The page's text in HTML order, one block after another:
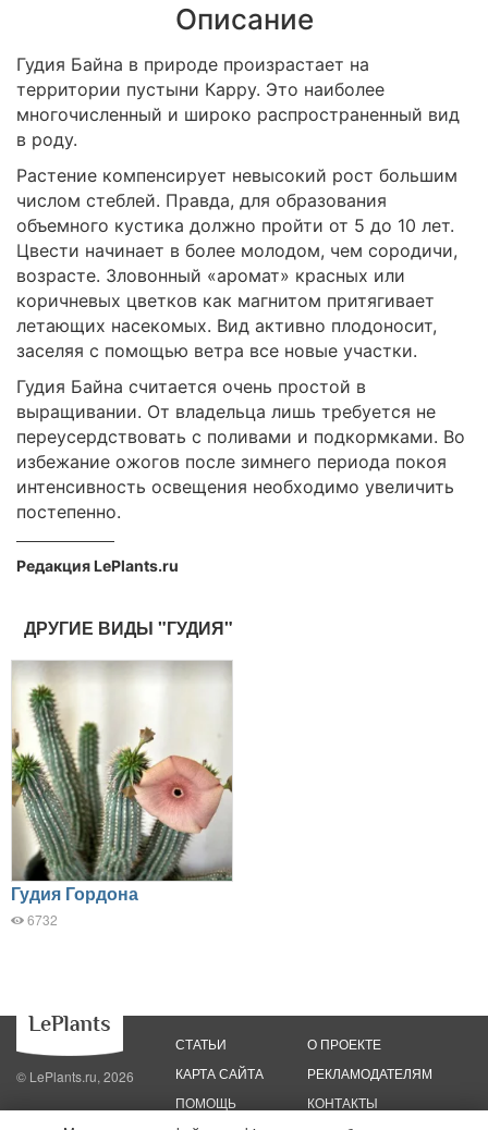
Описание
Гудия Байна в природе произрастает на
территории пустыни Карру. Это наиболее
многочисленный и широко распространенный вид
в роду.
Растение компенсирует невысокий рост большим
числом стеблей. Правда, для образования
объемного кустика должно пройти от 5 до 10 лет.
Цвести начинает в более молодом, чем сородичи,
возрасте. Зловонный «аромат» красных или
коричневых цветков как магнитом притягивает
летающих насекомых. Вид активно плодоносит,
заселяя с помощью ветра все новые участки.
Гудия Байна считается очень простой в
выращивании. От владельца лишь требуется не
переусердствовать с поливами и подкормками. Во
избежание ожогов после зимнего периода покоя
интенсивность освещения необходимо увеличить
постепенно.
Редакция LePlants.ru
ДРУГИЕ ВИДЫ "ГУДИЯ"
Гудия Гордона
6732
© LePlants.ru, 2026
СТАТЬИ
КАРТА САЙТА
ПОМОЩЬ
О ПРОЕКТЕ
РЕКЛАМОДАТЕЛЯМ
КОНТАКТЫ